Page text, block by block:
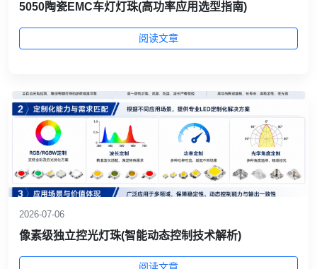
5050陶瓷EMC车灯灯珠(高功率应用选型指南)
阅读文章
2026-07-06
像素级独立控光灯珠(智能动态控制技术解析)